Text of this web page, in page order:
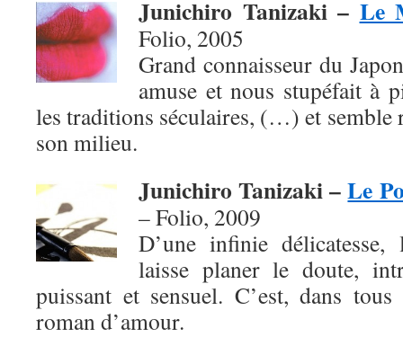
Junichiro Tanizaki – Le
Folio, 2005
Grand connaisseur du
amuse et nous stupéfait à
les traditions séculaires, (…) et semble
son milieu.
Junichiro Tanizaki –Le
– Folio, 2009
D’une infinie
laisse planer le doute,
puissant et sensuel. C’est, dans
roman d’amour.